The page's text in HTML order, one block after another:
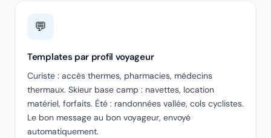
💬
Templates par profil voyageur
Curiste : accès thermes, pharmacies, médecins
thermaux. Skieur base camp : navettes, location
matériel, forfaits. Été : randonnées vallée, cols cyclistes.
Le bon message au bon voyageur, envoyé
automatiquement.